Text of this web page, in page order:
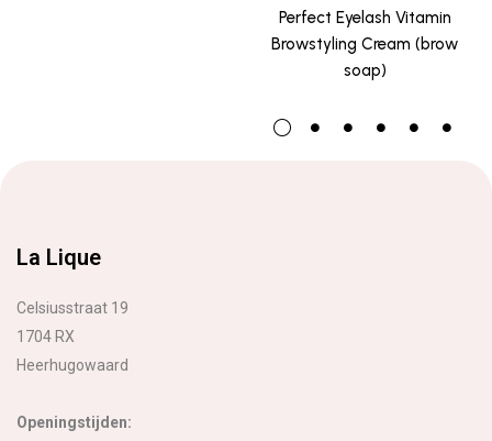
Perfect Eyelash Vitamin
Browstyling Cream (brow
soap)
La Lique
Celsiusstraat 19
1704 RX
Heerhugowaard
Openingstijden: